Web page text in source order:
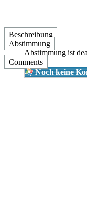
Beschreibung
Abstimmung
Abstimmung ist
Comments
Noch keine